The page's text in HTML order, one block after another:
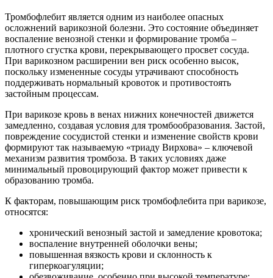
Тромбофлебит является одним из наиболее опасных
осложнений варикозной болезни. Это состояние объединяет
воспаление венозной стенки и формирование тромба –
плотного сгустка крови, перекрывающего просвет сосуда.
При варикозном расширении вен риск особенно высок,
поскольку измененные сосуды утрачивают способность
поддерживать нормальный кровоток и противостоять
застойным процессам.
При варикозе кровь в венах нижних конечностей движется
замедленно, создавая условия для тромбообразования. Застой,
повреждение сосудистой стенки и изменение свойств крови
формируют так называемую «триаду Вирхова» – ключевой
механизм развития тромбоза. В таких условиях даже
минимальный провоцирующий фактор может привести к
образованию тромба.
К факторам, повышающим риск тромбофлебита при варикозе,
относятся:
хронический венозный застой и замедление кровотока;
воспаление внутренней оболочки вены;
повышенная вязкость крови и склонность к
гиперкоагуляции;